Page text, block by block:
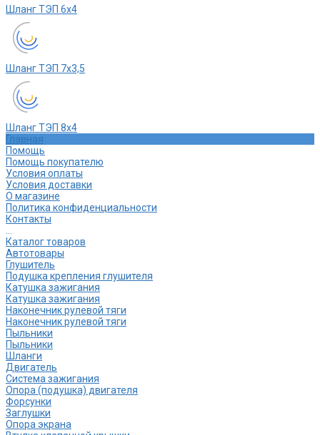
Шланг ТЭП 6х4
Шланг ТЭП 7х3,5
Шланг ТЭП 8х4
Главная
Помощь
Помощь покупателю
Условия оплаты
Условия доставки
О магазине
Политика конфиденциальности
Контакты
...
Каталог товаров
Автотовары
Глушитель
Подушка крепления глушителя
Катушка зажигания
Катушка зажигания
Наконечник рулевой тяги
Наконечник рулевой тяги
Пыльники
Пыльники
Шланги
Двигатель
Система зажигания
Опора (подушка) двигателя
Форсунки
Заглушки
Опора экрана